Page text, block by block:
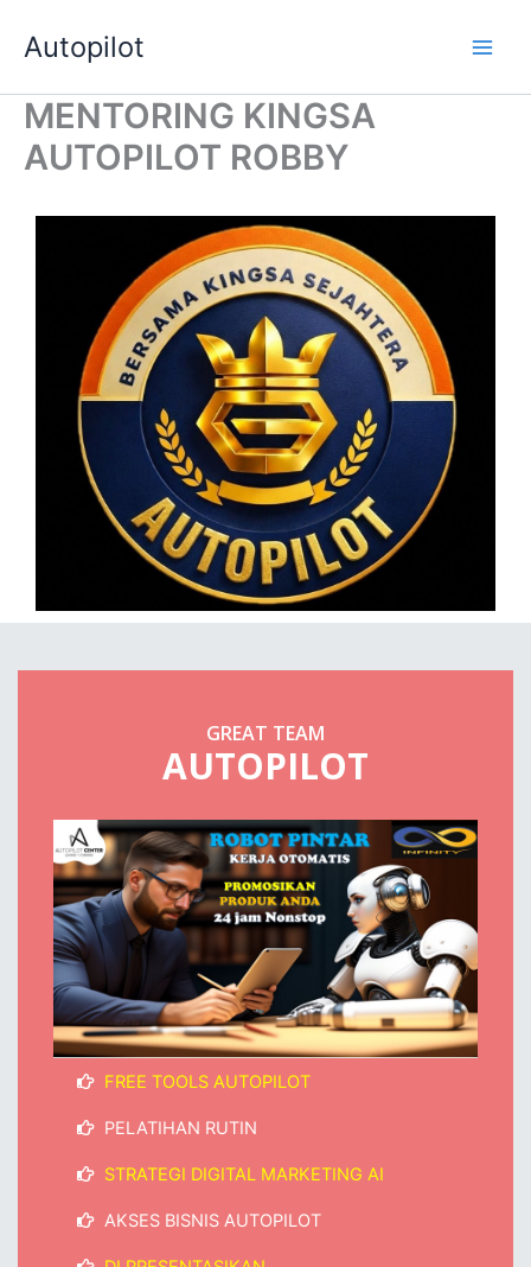
Autopilot
MENTORING KINGSA
AUTOPILOT ROBBY
GREAT TEAM
AUTOPILOT
FREE TOOLS AUTOPILOT
PELATIHAN RUTIN
STRATEGI DIGITAL MARKETING AI
AKSES BISNIS AUTOPILOT